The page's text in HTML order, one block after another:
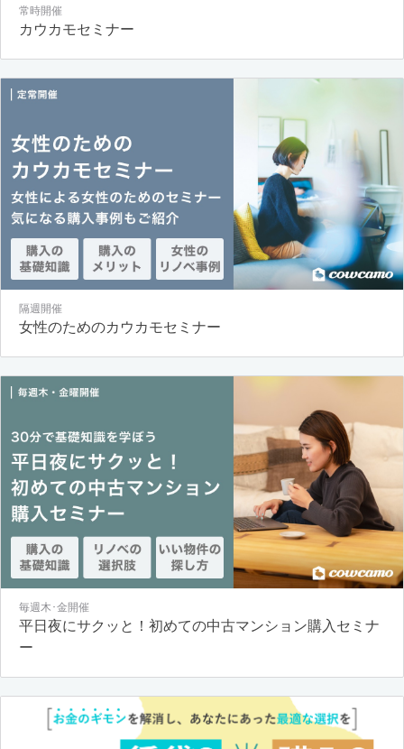
常時開催
カウカモセミナー
隔週開催
女性のためのカウカモセミナー
毎週木･金開催
平日夜にサクッと！初めての中古マンション購入セミナ
ー